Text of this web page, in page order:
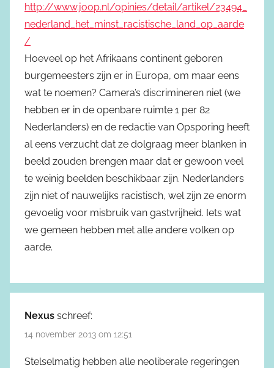
http://www.joop.nl/opinies/detail/artikel/23494_
nederland_het_minst_racistische_land_op_aarde
/
Hoeveel op het Afrikaans continent geboren
burgemeesters zijn er in Europa, om maar eens
wat te noemen? Camera’s discrimineren niet (we
hebben er in de openbare ruimte 1 per 82
Nederlanders) en de redactie van Opsporing heeft
al eens verzucht dat ze dolgraag meer blanken in
beeld zouden brengen maar dat er gewoon veel
te weinig beelden beschikbaar zijn. Nederlanders
zijn niet of nauwelijks racistisch, wel zijn ze enorm
gevoelig voor misbruik van gastvrijheid. Iets wat
we gemeen hebben met alle andere volken op
aarde.
Nexus schreef:
14 november 2013 om 12:51
Stelselmatig hebben alle neoliberale regeringen